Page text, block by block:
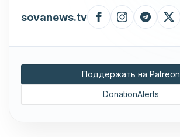
sovanews.tv
Поддержать на Patreon
DonationAlerts